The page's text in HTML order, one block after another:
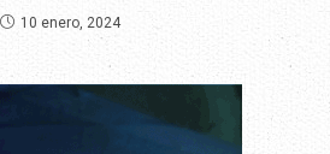
10 enero, 2024